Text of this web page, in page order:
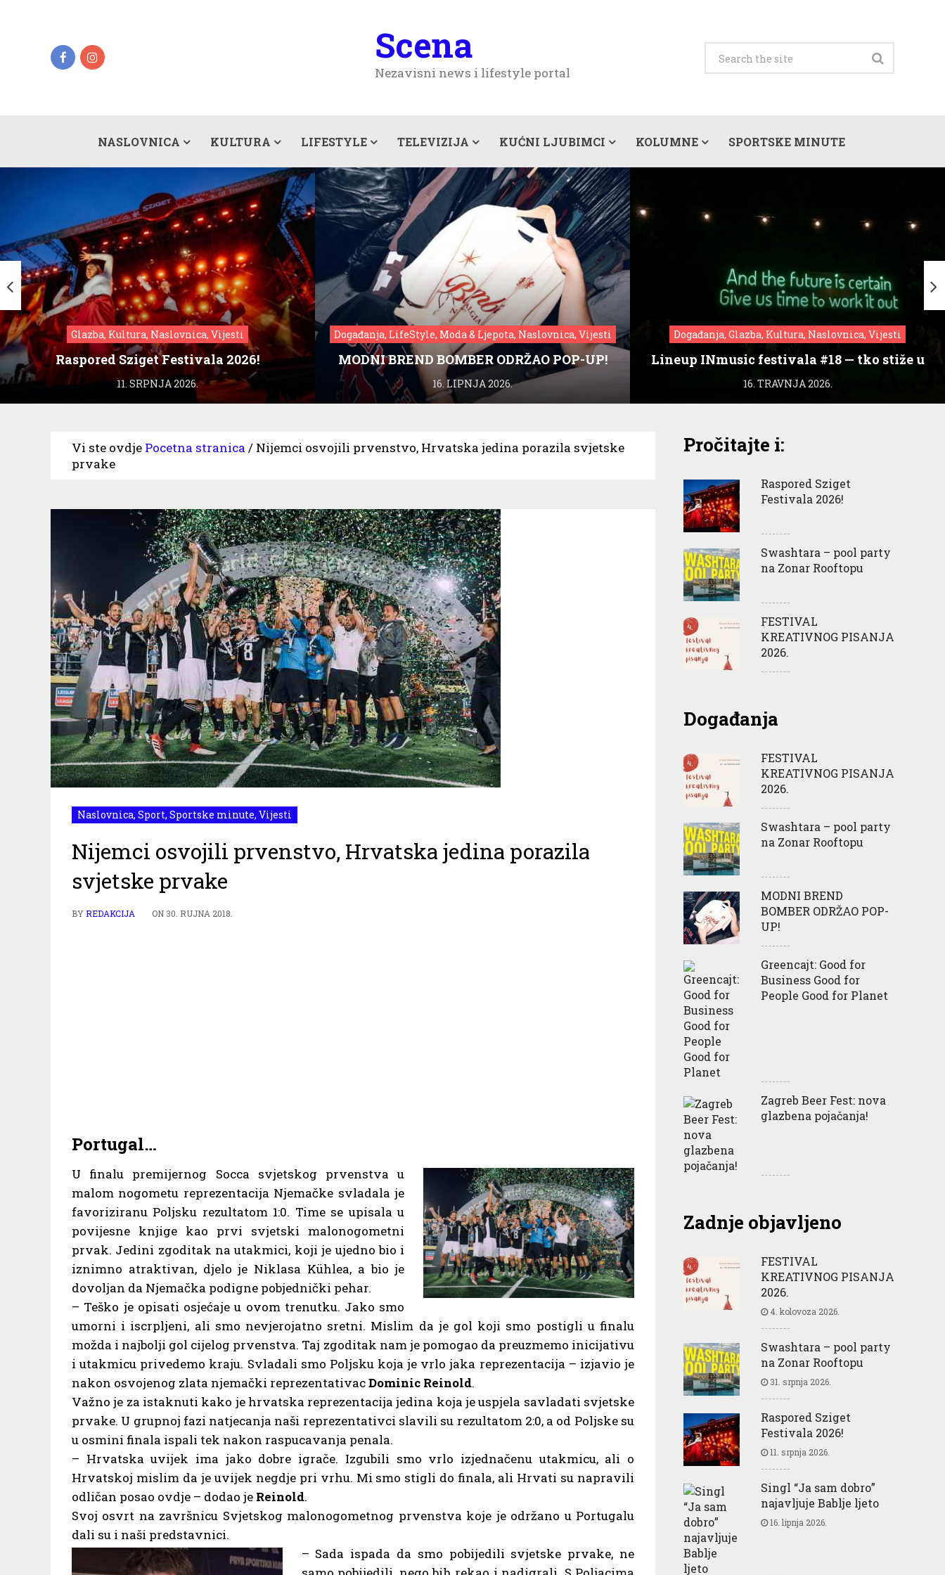
Scena
Nezavisni news i lifestyle portal
NASLOVNICA KULTURA LIFESTYLE TELEVIZIJA KUĆNI LJUBIMCI KOLUMNE SPORTSKE MINUTE
Glazba, Kultura, Naslovnica, Vijesti
Raspored Sziget Festivala 2026!
11. SRPNJA 2026.
Događanja, LifeStyle, Moda & Ljepota, Naslovnica, Vijesti
MODNI BREND BOMBER ODRŽAO POP-UP!
16. LIPNJA 2026.
Događanja, Glazba, Kultura, Naslovnica, Vijesti
Lineup INmusic festivala #18 — tko stiže u
Zagreb?
16. TRAVNJA 2026.
Vi ste ovdje Pocetna stranica / Nijemci osvojili prvenstvo, Hrvatska jedina porazila svjetske
prvake
Naslovnica, Sport, Sportske minute, Vijesti
Nijemci osvojili prvenstvo, Hrvatska jedina porazila
svjetske prvake
BYREDAKCIJA ON 30. RUJNA 2018.
Portugal…
U finalu premijernog Socca svjetskog prvenstva u
malom nogometu reprezentacija Njemačke svladala je
favoriziranu Poljsku rezultatom 1:0. Time se upisala u
povijesne knjige kao prvi svjetski malonogometni
prvak. Jedini zgoditak na utakmici, koji je ujedno bio i
iznimno atraktivan, djelo je Niklasa Kühlea, a bio je
dovoljan da Njemačka podigne pobjednički pehar.
– Teško je opisati osjećaje u ovom trenutku. Jako smo
umorni i iscrpljeni, ali smo nevjerojatno sretni. Mislim da je gol koji smo postigli u finalu
možda i najbolji gol cijelog prvenstva. Taj zgoditak nam je pomogao da preuzmemo inicijativu
i utakmicu privedemo kraju. Svladali smo Poljsku koja je vrlo jaka reprezentacija – izjavio je
nakon osvojenog zlata njemački reprezentativacDominic Reinold.
Važno je za istaknuti kako je hrvatska reprezentacija jedina koja je uspjela savladati svjetske
prvake. U grupnoj fazi natjecanja naši reprezentativci slavili su rezultatom 2:0, a od Poljske su
u osmini finala ispali tek nakon raspucavanja penala.
– Hrvatska uvijek ima jako dobre igrače. Izgubili smo vrlo izjednačenu utakmicu, ali o
Hrvatskoj mislim da je uvijek negdje pri vrhu. Mi smo stigli do finala, ali Hrvati su napravili
odličan posao ovdje – dodao je Reinold.
Svoj osvrt na završnicu Svjetskog malonogometnog prvenstva koje je održano u Portugalu
dali su i naši predstavnici.
– Sada ispada da smo pobijedili svjetske prvake, ne
Pročitajte i:
Raspored Sziget
Festivala 2026!
Swashtara – pool party
na Zonar Rooftopu
FESTIVAL
KREATIVNOG PISANJA
2026.
Događanja
FESTIVAL
KREATIVNOG PISANJA
2026.
Swashtara – pool party
na Zonar Rooftopu
MODNI BREND
BOMBER ODRŽAO POP-
UP!
Greencajt: Good for
Business Good for
People Good for Planet
Zagreb Beer Fest: nova
glazbena pojačanja!
Zadnje objavljeno
FESTIVAL
KREATIVNOG PISANJA
2026.
4. kolovoza 2026.
Swashtara – pool party
na Zonar Rooftopu
31. srpnja 2026.
Raspored Sziget
Festivala 2026!
11. srpnja 2026.
Singl “Ja sam dobro”
najavljuje Bablje ljeto
16. lipnja 2026.